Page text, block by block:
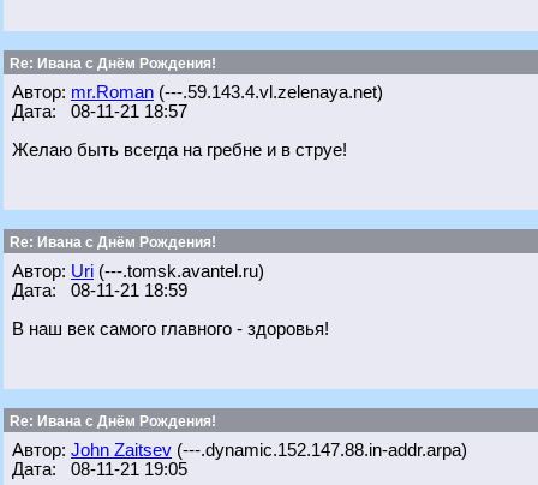
Re: Ивана с Днём Рождения!
Автор: mr.Roman (---.59.143.4.vl.zelenaya.net)
Дата: 08-11-21 18:57
Желаю быть всегда на гребне и в струе!
Re: Ивана с Днём Рождения!
Автор: Uri (---.tomsk.avantel.ru)
Дата: 08-11-21 18:59
В наш век самого главного - здоровья!
Re: Ивана с Днём Рождения!
Автор: John Zaitsev (---.dynamic.152.147.88.in-addr.arpa)
Дата: 08-11-21 19:05